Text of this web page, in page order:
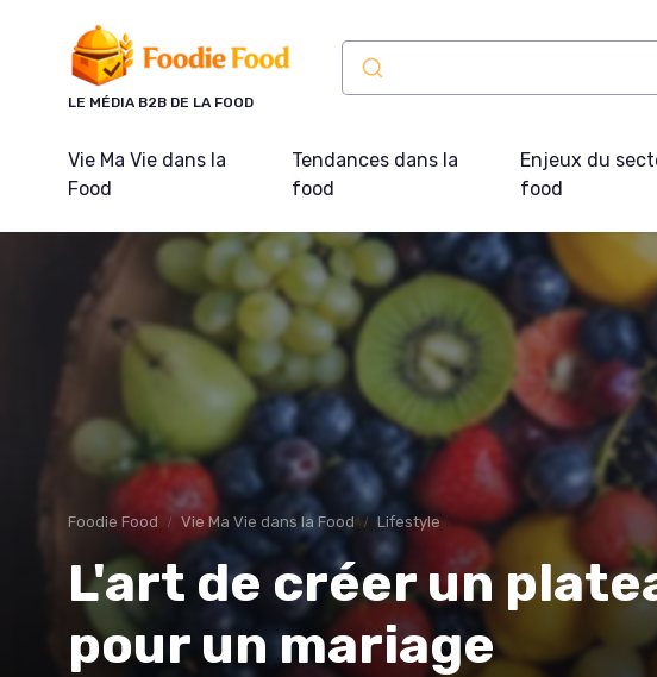
LE MÉDIA B2B DE LA FOOD
Vie Ma Vie dans la
Food
Tendances dans la
food
Enjeux du
food
Foodie Food Vie Ma Vie dans la Food Lifestyle
L'art de créer un
pour un mariage